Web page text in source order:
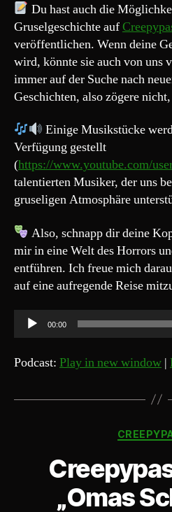
Du hast auch die
Gruselgeschichte auf
veröffentlichen. Wenn deine
wird, könnte sie auch von uns
immer auf der Suche nach
Geschichten, also zögere
Einige Musikstücke
Verfügung gestellt
(https://www.youtube.com/
talentierten Musiker, der uns
gruseligen Atmosphäre
Also, schnapp dir deine
mir in eine Welt des Horrors
entführen. Ich freue mich
auf eine aufregende Reise
u
d
00:00
Podcast: Play in new window |
„Omas